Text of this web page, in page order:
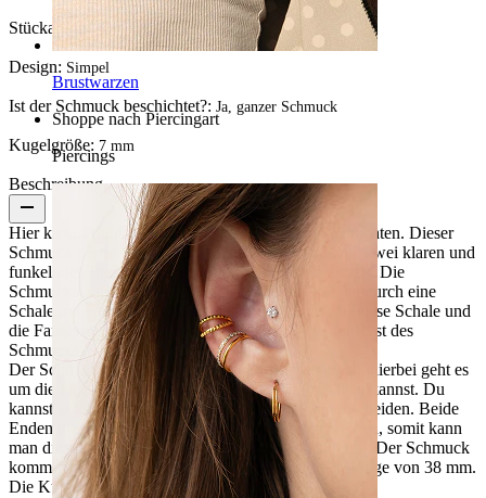
Brustwarzen
Shoppe nach Piercingart
Piercings
Stückanzahl:
Design: Simpel
Ist der Schmuck beschichtet?: Ja, ganzer Schmuck
Kugelgröße: 7 mm
Beschreibung
Hier kannst du ein elegantes Industrialpiercing betrachten. Dieser
Schmuck besteht aus Chirurgenstahl und wurde mit zwei klaren und
funkelnden Steinen an jedem Ende des Stabs verziert. Die
Schmucksteine haben eine runde Form und werden durch eine
Schale mit Fangarmen in dem Schmuck gehalten. Diese Schale und
die Fangarme kommen in derselben Farbe wie der Rest des
Schmucks.
Der Schmuck ist in verschiedenen Farben erhältlich, hierbei geht es
um die Farbe des Stabs selbst, welche du auswählen kannst. Du
kannst unter zwischen blank, rotgold und gold entscheiden. Beide
Enden dieses Schmucks können abgeschraubt werden, somit kann
man diesen Schmuck leicht einführen und ausführen. Der Schmuck
kommt in einer Stabstärke von 1,6 mm und einer Länge von 38 mm.
Die Kugelgröße beträgt 6 mm.